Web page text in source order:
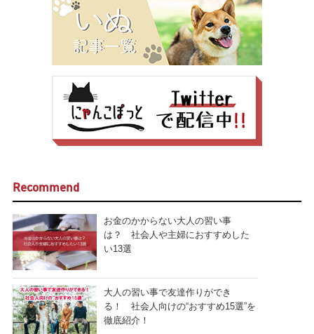
Recommend
お金のかからない大人の習い事
は？ 社会人や主婦におすすめした
い13選
大人の習い事で友達作りができ
る！ 社会人向けの“おすすめ15選”を
徹底紹介！